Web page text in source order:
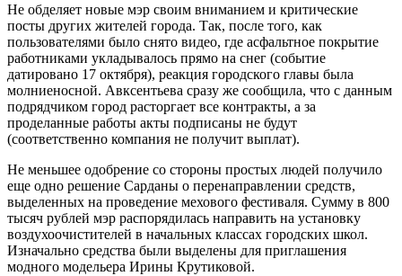
Не обделяет новые мэр своим вниманием и критические
посты других жителей города. Так, после того, как
пользователями было снято видео, где асфальтное покрытие
работниками укладывалось прямо на снег (событие
датировано 17 октября), реакция городского главы была
молниеносной. Авксентьева сразу же сообщила, что с данным
подрядчиком город расторгает все контракты, а за
проделанные работы акты подписаны не будут
(соответственно компания не получит выплат).
Не меньшее одобрение со стороны простых людей получило
еще одно решение Сарданы о перенаправлении средств,
выделенных на проведение мехового фестиваля. Сумму в 800
тысяч рублей мэр распорядилась направить на установку
воздухоочистителей в начальных классах городских школ.
Изначально средства были выделены для приглашения
модного модельера Ирины Крутиковой.